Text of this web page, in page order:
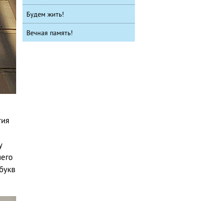
Будем жить!
Вечная память!